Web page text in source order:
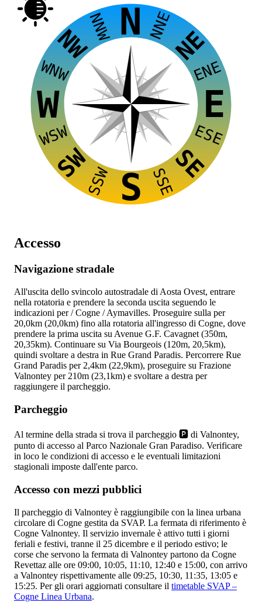
E
W
S
N
NW NE
SE
SW
NNE
ENE
ESE
SSE
SSW
WSW
WNW
NNW
Accesso
Navigazione stradale
All'uscita dello svincolo autostradale di Aosta Ovest, entrare
nella rotatoria e prendere la seconda uscita seguendo le
indicazioni per/ Cogne / Aymavilles. Proseguire sulla per
20,0km (20,0km) fino alla rotatoria all'ingresso di Cogne, dove
prendere la prima uscita su Avenue G.F. Cavagnet (350m,
20,35km). Continuare su Via Bourgeois (120m, 20,5km),
quindi svoltare a destra in Rue Grand Paradis. Percorrere Rue
Grand Paradis per 2,4km (22,9km), proseguire su Frazione
Valnontey per 210m (23,1km) e svoltare a destra per
raggiungere il parcheggio.
Parcheggio
Al termine della strada si trova il parcheggio 🅿️ di Valnontey,
punto di accesso al Parco Nazionale Gran Paradiso. Verificare
in loco le condizioni di accesso e le eventuali limitazioni
stagionali imposte dall'ente parco.
Accesso con mezzi pubblici
Il parcheggio di Valnontey è raggiungibile con la linea urbana
circolare di Cogne gestita da SVAP. La fermata di riferimento è
Cogne Valnontey. Il servizio invernale è attivo tutti i giorni
feriali e festivi, tranne il 25 dicembre e il periodo estivo; le
corse che servono la fermata di Valnontey partono da Cogne
Revettaz alle ore 09:00, 10:05, 11:10, 12:40 e 15:00, con arrivo
a Valnontey rispettivamente alle 09:25, 10:30, 11:35, 13:05 e
15:25. Per gli orari aggiornati consultare il timetable SVAP –
Cogne Linea Urbana.